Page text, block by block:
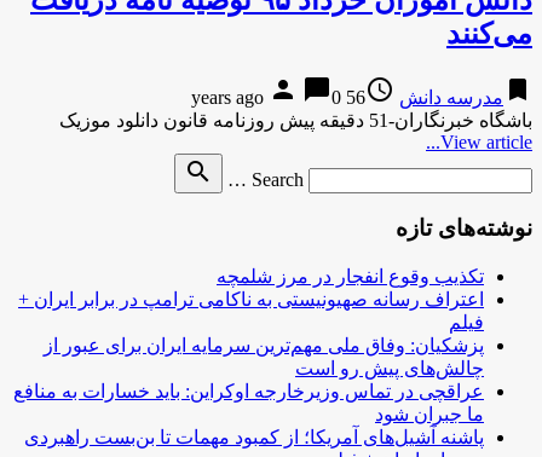
می‌کنند
bookmark مدرسه دانش access_time
56 years ago
person chat_bubble0
باشگاه خبرنگاران-51 دقیقه پیش روزنامه قانون دانلود موزیک
View article...
Search …
search
نوشته‌های تازه
تکذیب وقوع انفجار در مرز شلمچه
اعتراف رسانه صهیونیستی به ناکامی ترامپ در برابر ایران +
فیلم
پزشکیان: وفاق ملی مهم‌ترین سرمایه ایران برای عبور از
چالش‌های پیش رو است
عراقچی در تماس وزیرخارجه اوکراین: باید خسارات به منافع
ما جبران شود
پاشنه آشیل‌های آمریکا؛ از کمبود مهمات تا بن‌بست راهبردی